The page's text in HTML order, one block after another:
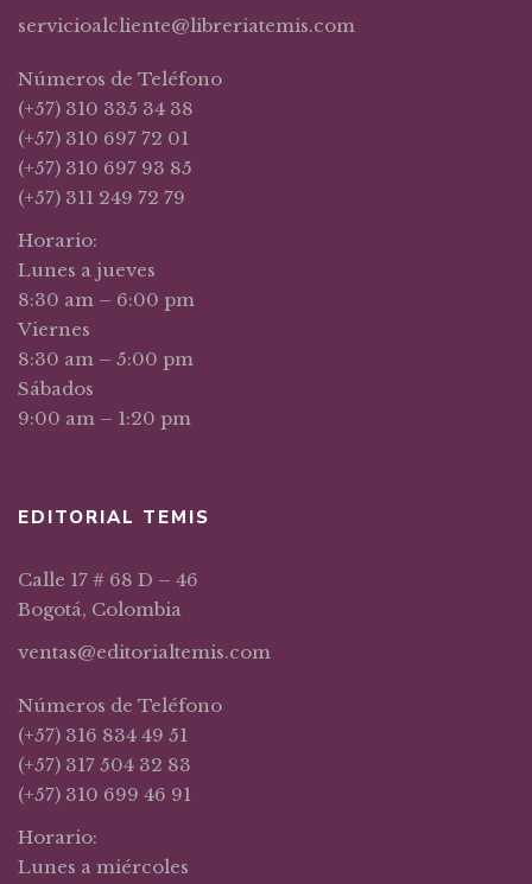
servicioalcliente@libreriatemis.com
Números de Teléfono
(+57) 310 335 34 38
(+57) 310 697 72 01
(+57) 310 697 93 85
(+57) 311 249 72 79
Horario:
Lunes a jueves
8:30 am – 6:00 pm
Viernes
8:30 am – 5:00 pm
Sábados
9:00 am – 1:20 pm
EDITORIAL TEMIS
Calle 17 # 68 D – 46
Bogotá, Colombia
ventas@editorialtemis.com
Números de Teléfono
(+57) 316 834 49 51
(+57) 317 504 32 83
(+57) 310 699 46 91
Horario:
Lunes a miércoles